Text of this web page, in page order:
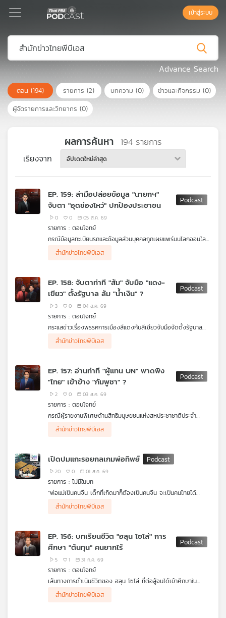
Podcast
เพล
ย์
ลิ
เพล
สต์
บทความ
กิจกรรม
เครือ
ข่าย
เอส
เข้าสู่ระบบ
Advance Search
ตอน (194) รายการ (2) บทความ (0) ข่าวและกิจกรรม (0)
ผู้จัดรายการและวิทยากร (0)
ผลการค้นหา 194 รายการ
เรียงจาก อัปเดตใหม่ล่าสุด
EP. 159: ล่ามือปล่อยข้อมูล "นายกฯ"
จับตา "อุดช่องโหว่" ปกป้องประชาชน
0 0 05 ส.ค. 69
รายการ : ตอบโจทย์
กรณีข้อมูลทะเบียนรถและข้อมูลส่วนบุคคลถูกเผยแพร่บนโลกออนไลน์
โดยเฉพาะข้อมูลของนายกรัฐมนตรีกับนักการเมือง และการอุดช่อง
โหว่เพื่อปกป้องข้อมูลของประชาชนในอนาคต
ผู้ร่วมรายการ
ดร.โกเมน พิบูลย์โรจน์ ผู้เชี่ยวชาญด้านการรักษาความมั่นคง
สำนักข่าวไทยพีบีเอส
EP. 158: จับตาท่าที "ส้ม" จับมือ "แดง-
เขียว" ตั้งรัฐบาล ล้ม "น้ำเงิน" ?
3 0 04 ส.ค. 69
รายการ : ตอบโจทย์
กระแสข่าวเรื่องพรรคการเมืองสีแดงกับสีเขียวจับมือจัดตั้งรัฐบาล
ท่าทีของพรรคการเมืองสีส้มต่อพรรคการเมืองสีน้ำเงิน และความเป็น
ไปได้ในทางการเมืองของการสลับขั้ว
ผู้ร่วมรายการ
เทพไท เสนพงศ์ อดีตสมาชิกสภาผู้แทนราษฎร
สำนักข่าวไทยพีบีเอส
EP. 157: อ่านท่าที "ผู้แทน UN" พาดพิง
"ไทย" เข้าข้าง "กัมพูชา" ?
2 0 03 ส.ค. 69
รายการ : ตอบโจทย์
กรณีผู้รายงานพิเศษด้านสิทธิมนุษยชนแห่งสหประชาชาติประจำ
กัมพูชากล่าวพาดพิงไทยเกี่ยวกับสถานการณ์ตามแนวชายแดน และ
แนวทางการตอบโต้ของไทยต่อข้อมูลที่คลาดเคลื่อนและไม่เป็นธรรม
ผู้ร่วมรายการ
รศ. ดร.ดุลยภาค ปรีชารัชช โครงการเอเชียตะวันออกเฉียง
สำนักข่าวไทยพีบีเอส
เปิดปมแกะรอยกลเกมพ่อทิพย์
20 0 01 ส.ค. 69
รายการ : ไม่มีในบท
"พ่อแม่เป็นคนจีน เด็กที่เกิดมาก็ต้องเป็นคนจีน จะเป็นคนไทยได้
อย่างไร?" กลายเป็นประเด็นร้อนประเด็นใหญ่จากข่าวการสวมสิทธิให้
เด็กชาวจีนมีสัญชาติไทย รายการ ไม่มีในบท ชวนย้อนจุดเริ่มต้น
ษัททุนจีนขนาดใหญ่อีกด้วย
เบื้องหลังข่าวเล่าโดย...วาทินี นวฤทธิศวิน, อาทิตย์ โชต์สัจจานันท์ และ
เจษฎา ต้นจำปา จากกลุ่มข่าวสืบสวน สำนักข่าว ไทยพีบีเอส ค่ะ
สำนักข่าวไทยพีบีเอส
EP. 156: บทเรียนชีวิต "ฮลุน โซโล่" การ
ศึกษา "ต้นทุน" คนยากไร้
5 1 31 ก.ค. 69
รายการ : ตอบโจทย์
เส้นทางการดำเนินชีวิตของ ฮลุน โซโล่ ที่ต่อสู้จนได้เข้าศึกษาใน
มหาวิทยาลัยชั้นนำ ถอดบทเรียนการศึกษาของไทยในการให้โอกาสกับ
ผู้ยากไร้ และปัญหาความเหลื่อมล้ำทางด้านการศึกษา
ผู้ร่วมรายการ
ศ. ดร.สมพงษ์ จิตระดับ กรรมการบริหารกองทุนเพื่อความ
สำนักข่าวไทยพีบีเอส